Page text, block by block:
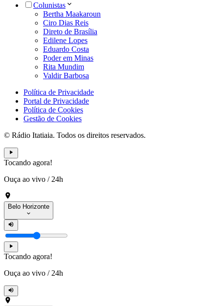
Colunistas
Bertha Maakaroun
Ciro Dias Reis
Direto de Brasília
Edilene Lopes
Eduardo Costa
Poder em Minas
Rita Mundim
Valdir Barbosa
Política de Privacidade
Portal de Privacidade
Política de Cookies
Gestão de Cookies
© Rádio Itatiaia. Todos os direitos reservados.
Tocando agora!
Ouça ao vivo / 24h
Belo Horizonte
Tocando agora!
Ouça ao vivo / 24h